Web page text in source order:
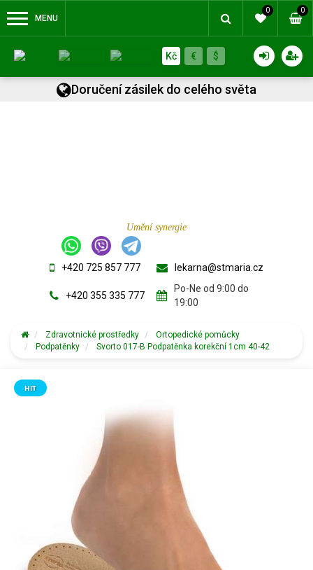
MENU
0 0
Kč € $
Doručení zásilek do celého světa
Umění synergie
+420 725 857 777
+420 355 335 777
lekarna@stmaria.cz
Po-Ne od 9:00 do
19:00
Zdravotnické prostředky
Ortopedické pomůcky
Podpatěnky
Svorto 017-B Podpatěnka korekční 1cm 40-42
HIT